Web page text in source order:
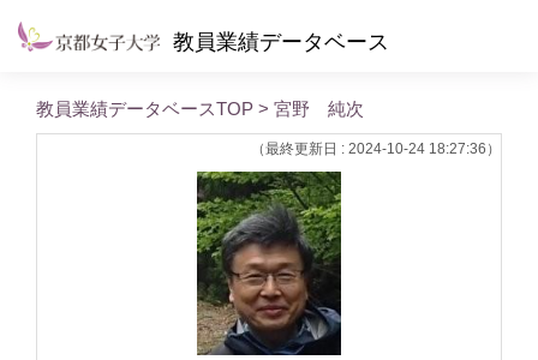
教員業績データベース
教員業績データベースTOP > 宮野 純次
（最終更新日 : 2024-10-24 18:27:36）